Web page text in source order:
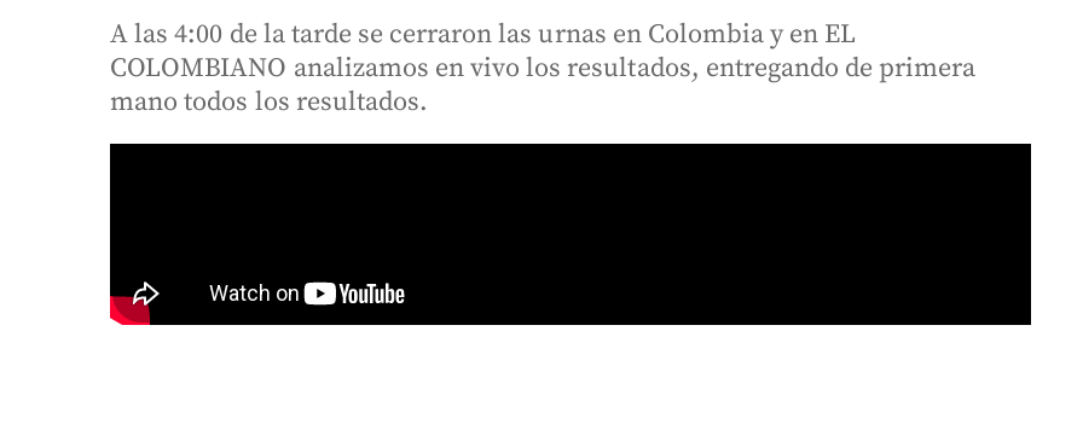
A las 4:00 de la tarde se cerraron las urnas en Colombia y en EL
COLOMBIANO analizamos en vivo los resultados, entregando de primera
mano todos los resultados.